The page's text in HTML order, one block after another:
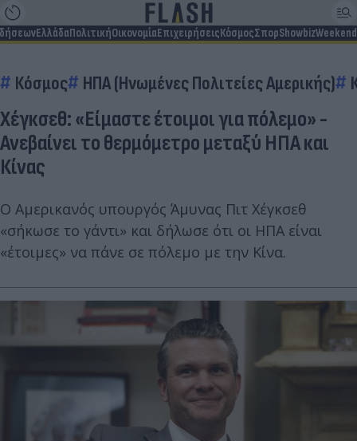
ΕλλάδαΠολιτικήΟικονομίαΕπιχειρήσειςΚόσμοςΣπορShowbizWeekend
Κόσμος ΗΠΑ (Ηνωμένες Πολιτείες Αμερικής)
Χέγκσεθ: «Είμαστε έτοιμοι για πόλεμο» -
Ανεβαίνει το θερμόμετρο μεταξύ ΗΠΑ και
Κίνας
Ο Αμερικανός υπουργός Άμυνας Πιτ Χέγκσεθ
«σήκωσε το γάντι» και δήλωσε ότι οι ΗΠΑ είναι
«έτοιμες» να πάνε σε πόλεμο με την Κίνα.